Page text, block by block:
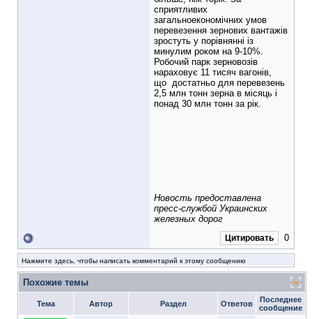
сприятливих
загальноекономічних умов
перевезення зернових вантажів
зростуть у порівнянні із
минулим роком на 9-10%.
Робочий парк зерновозів
нараховує 11 тисяч вагонів,
що достатньо для перевезень
2,5 млн тонн зерна в місяць і
понад 30 млн тонн за рік.
Новость предоставлена
пресс-службой Украинских
железных дорог
Цитировать 0
Нажмите здесь, чтобы написать комментарий к этому сообщению
Похожие темы
Тема Автор Раздел Ответов
Последнее
сообщение